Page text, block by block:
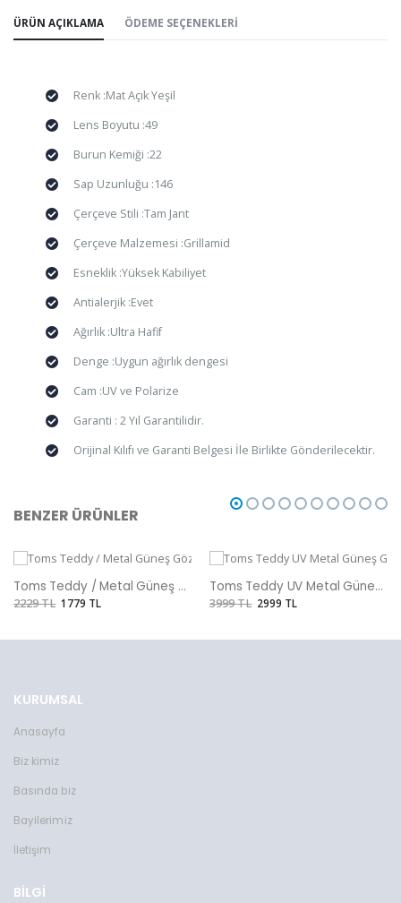
ÜRÜN AÇIKLAMA ÖDEME SEÇENEKLERI
Renk :Mat Açık Yeşil
Lens Boyutu :49
Burun Kemiği :22
Sap Uzunluğu :146
Çerçeve Stili :Tam Jant
Çerçeve Malzemesi :Grillamid
Esneklik :Yüksek Kabiliyet
Antialerjik :Evet
Ağırlık :Ultra Hafif
Denge :Uygun ağırlık dengesi
Cam :UV ve Polarize
Garanti : 2 Yıl Garantilidir.
Orijinal Kılıfı ve Garanti Belgesi İle Birlikte Gönderilecektir.
BENZER ÜRÜNLER
Toms Teddy / Metal Güneş Gözlüğü
2229 TL 1779 TL
Toms Teddy UV Metal Güneş Gözlüğü
3999 TL 2999 TL
KURUMSAL
Anasayfa
Biz kimiz
Basında biz
Bayilerimiz
İletişim
BİLGİ